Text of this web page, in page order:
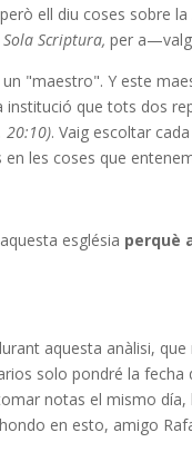
però ell diu coses sobre la
Sola Scriptura, per
"maestro". Y este
que tots dos
20:10). Vaig escoltar
les coses que
església perquè
aquesta anàlisi,
solo pondré la
notas el mismo
en esto, amigo